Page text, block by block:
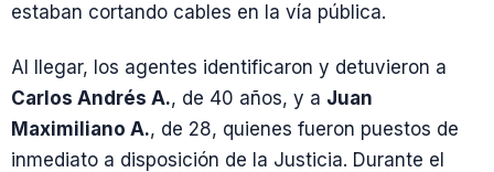
estaban cortando cables en la vía pública.
Al llegar, los agentes identificaron y detuvieron a
Carlos Andrés A., de 40 años, y a Juan
Maximiliano A., de 28, quienes fueron puestos de
inmediato a disposición de la Justicia. Durante el